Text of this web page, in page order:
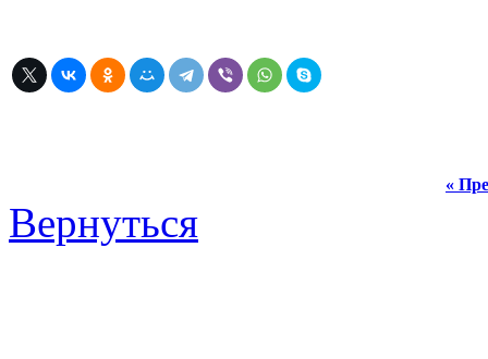
«
Вернуться